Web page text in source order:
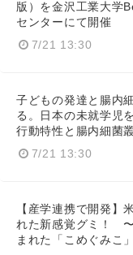
版）を金沢工業大学
センターにて開催
7/21 13:30
子どもの発達と腸内
る。日本の未就学児
行動特性と腸内細菌
7/21 13:30
【産学連携で開発】
れた新感覚グミ！
まれた「こめぐみこ
English